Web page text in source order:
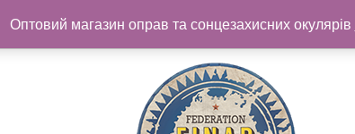
Оптовий магазин оправ та сонцезахисних окулярів